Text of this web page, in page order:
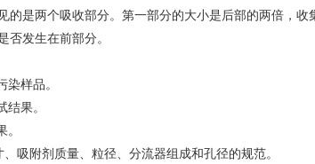
的是两个吸收部分。第一部分的大小是后部的两倍，收
否发生在前部分。
样品。
果。
吸附剂质量、粒径、分流器组成和孔径的规范。